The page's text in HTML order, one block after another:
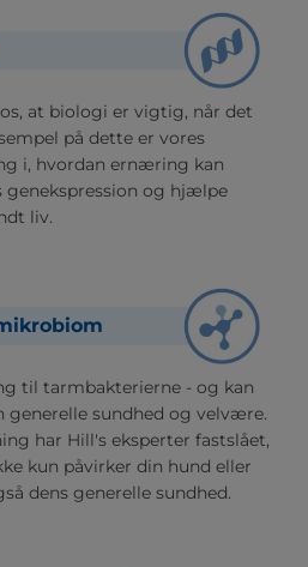
at biologi er vigtig, når det
på dette er vores
i, hvordan ernæring kan
genekspression og hjælpe
liv.
til tarmbakterierne - og kan
generelle sundhed og velvære.
har Hill's eksperter fastslået,
kun påvirker din hund eller
dens generelle sundhed.